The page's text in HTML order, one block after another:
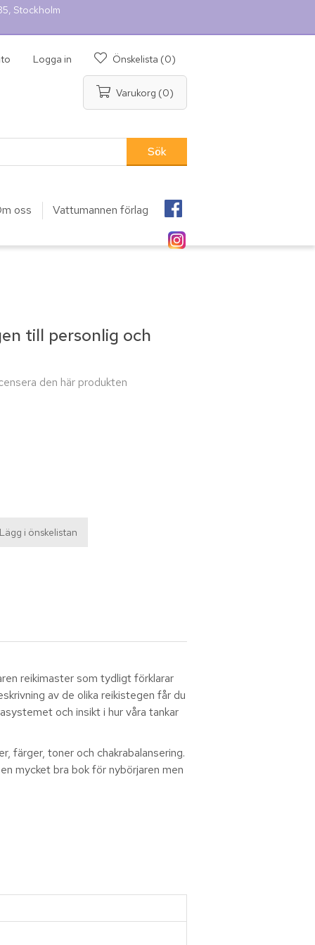
Stockholm
Logga in Önskelista (0)
Varukorg (0)
oss Vattumannen förlag
till personlig och
den här produkten
reikimaster som tydligt förklarar
av de olika reikistegen får du
och insikt i hur våra tankar
färger, toner och chakrabalansering.
mycket bra bok för nybörjaren men